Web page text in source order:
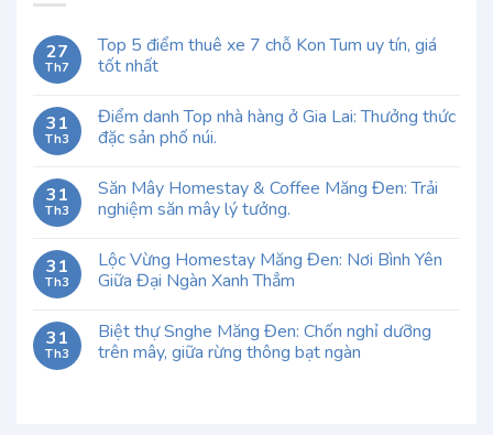
27
Th7
Top 5 điểm thuê xe 7 chỗ Kon Tum uy tín, giá
tốt nhất
31
Th3
Điểm danh Top nhà hàng ở Gia Lai: Thưởng thức
đặc sản phố núi.
31
Th3
Săn Mây Homestay & Coffee Măng Đen: Trải
nghiệm săn mây lý tưởng.
31
Th3
Lộc Vừng Homestay Măng Đen: Nơi Bình Yên
Giữa Đại Ngàn Xanh Thẳm
31
Th3
Biệt thự Snghe Măng Đen: Chốn nghỉ dưỡng
trên mây, giữa rừng thông bạt ngàn